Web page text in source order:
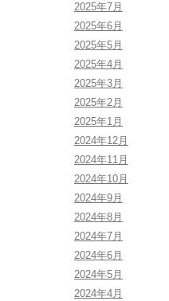
2025年7月
2025年6月
2025年5月
2025年4月
2025年3月
2025年2月
2025年1月
2024年12月
2024年11月
2024年10月
2024年9月
2024年8月
2024年7月
2024年6月
2024年5月
2024年4月